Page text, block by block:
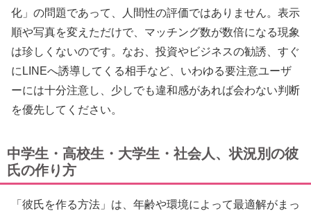
化」の問題であって、人間性の評価ではありません。表示
順や写真を変えただけで、マッチング数が数倍になる現象
は珍しくないのです。なお、投資やビジネスの勧誘、すぐ
にLINEへ誘導してくる相手など、いわゆる要注意ユーザ
ーには十分注意し、少しでも違和感があれば会わない判断
を優先してください。
中学生・高校生・大学生・社会人、状況別の彼
氏の作り方
「彼氏を作る方法」は、年齢や環境によって最適解がまっ